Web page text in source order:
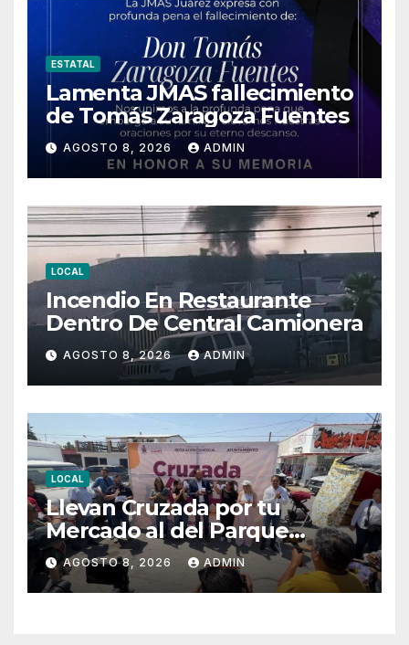
ESTATAL
Lamenta JMAS fallecimiento
de Tomás Zaragoza Fuentes
AGOSTO 8, 2026 ADMIN
LOCAL
Incendio En Restaurante
Dentro De Central Camionera
AGOSTO 8, 2026 ADMIN
LOCAL
Llevan Cruzada por tu
Mercado al del Parque
Hidalgo
AGOSTO 8, 2026 ADMIN